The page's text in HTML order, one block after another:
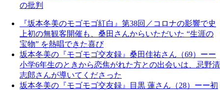
の批判
『坂本冬美のモゴモゴ紅白』第38回／コロナの影響で史
上初の無観客開催も、桑田さんからいただいた “生涯の
宝物” を熱唱できた喜び
坂本冬美の『モゴモゴ交友録』桑田佳祐さん（69）ーー
小学6年生のときから恋焦がれた方との出会いは、忌野清
志郎さんが導いてくださった
坂本冬美の『モゴモゴ交友録』目黒 蓮さん（28）ーー初